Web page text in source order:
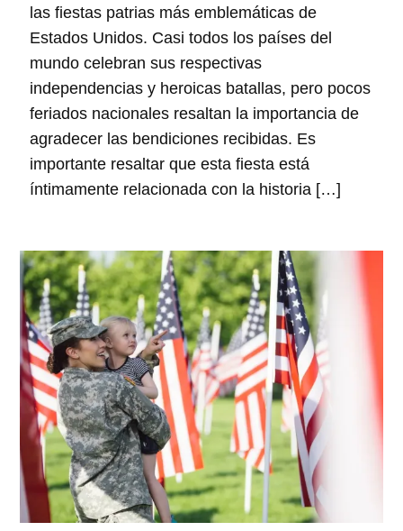
las fiestas patrias más emblemáticas de
Estados Unidos. Casi todos los países del
mundo celebran sus respectivas
independencias y heroicas batallas, pero pocos
feriados nacionales resaltan la importancia de
agradecer las bendiciones recibidas. Es
importante resaltar que esta fiesta está
íntimamente relacionada con la historia […]